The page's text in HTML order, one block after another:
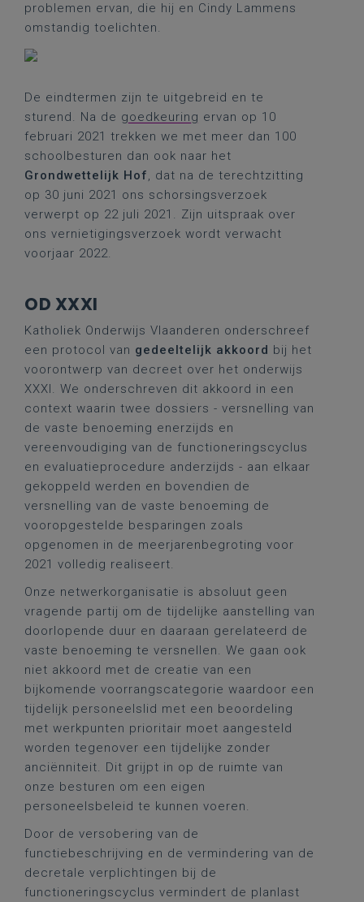
problemen ervan, die hij en Cindy Lammens
omstandig toelichten.
De eindtermen zijn te uitgebreid en te
sturend. Na de goedkeuring ervan op 10
februari 2021 trekken we met meer dan 100
schoolbesturen dan ook naar het
Grondwettelijk Hof, dat na de terechtzitting
op 30 juni 2021 ons schorsingsverzoek
verwerpt op 22 juli 2021. Zijn uitspraak over
ons vernietigingsverzoek wordt verwacht
voorjaar 2022.
OD XXXI
Katholiek Onderwijs Vlaanderen onderschreef
een protocol van gedeeltelijk akkoord bij het
voorontwerp van decreet over het onderwijs
XXXI. We onderschreven dit akkoord in een
context waarin twee dossiers - versnelling van
de vaste benoeming enerzijds en
vereenvoudiging van de functioneringscyclus
en evaluatieprocedure anderzijds - aan elkaar
gekoppeld werden en bovendien de
versnelling van de vaste benoeming de
vooropgestelde besparingen zoals
opgenomen in de meerjarenbegroting voor
2021 volledig realiseert.
Onze netwerkorganisatie is absoluut geen
vragende partij om de tijdelijke aanstelling van
doorlopende duur en daaraan gerelateerd de
vaste benoeming te versnellen. We gaan ook
niet akkoord met de creatie van een
bijkomende voorrangscategorie waardoor een
tijdelijk personeelslid met een beoordeling
met werkpunten prioritair moet aangesteld
worden tegenover een tijdelijke zonder
anciënniteit. Dit grijpt in op de ruimte van
onze besturen om een eigen
personeelsbeleid te kunnen voeren.
Door de versobering van de
functiebeschrijving en de vermindering van de
decretale verplichtingen bij de
functioneringscyclus vermindert de planlast